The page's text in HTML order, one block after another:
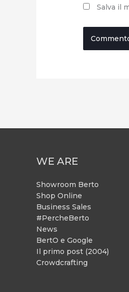
Salva il
WE ARE
Showroom Berto
Shop Online
Business Sales
#PercheBerto
News
BertO e Google
Il primo post (2004)
Crowdcrafting